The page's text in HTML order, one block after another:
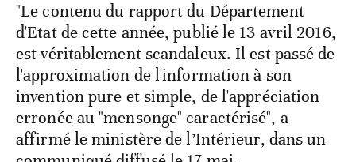
"Le contenu du rapport du Département
d'Etat de cette année, publié le 13 avril 2016,
est véritablement scandaleux. Il est passé de
l'approximation de l'information à son
invention pure et simple, de l'appréciation
erronée au "mensonge" caractérisé", a
affirmé le ministère de l’Intérieur, dans un